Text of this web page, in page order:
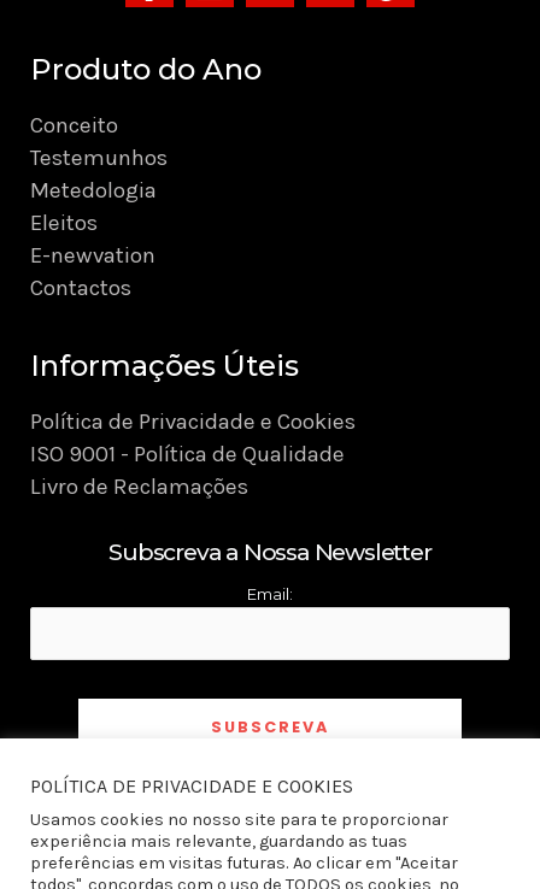
Produto do Ano
Conceito
Testemunhos
Metedologia
Eleitos
E-newvation
Contactos
Informações Úteis
Política de Privacidade e Cookies
ISO 9001 - Política de Qualidade
Livro de Reclamações
Subscreva a Nossa Newsletter
Email:
Ao subscrever a newsletter declaro ter tomado conhecimento e aceito a
de Privacidade
POLÍTICA DE PRIVACIDADE E COOKIES
Usamos cookies no nosso site para te proporcionar
experiência mais relevante, guardando as tuas
preferências em visitas futuras. Ao clicar em "Aceitar
todos", concordas com o uso de TODOS os cookies, no